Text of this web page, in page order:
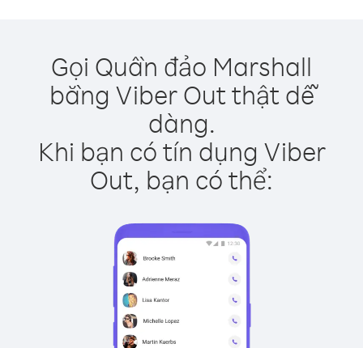
Gọi Quần đảo Marshall
bằng Viber Out thật dễ
dàng.
Khi bạn có tín dụng Viber
Out, bạn có thể: